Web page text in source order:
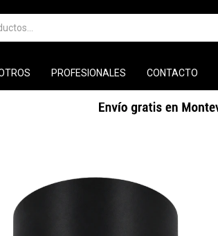
PROFESIONALES CONTACTO